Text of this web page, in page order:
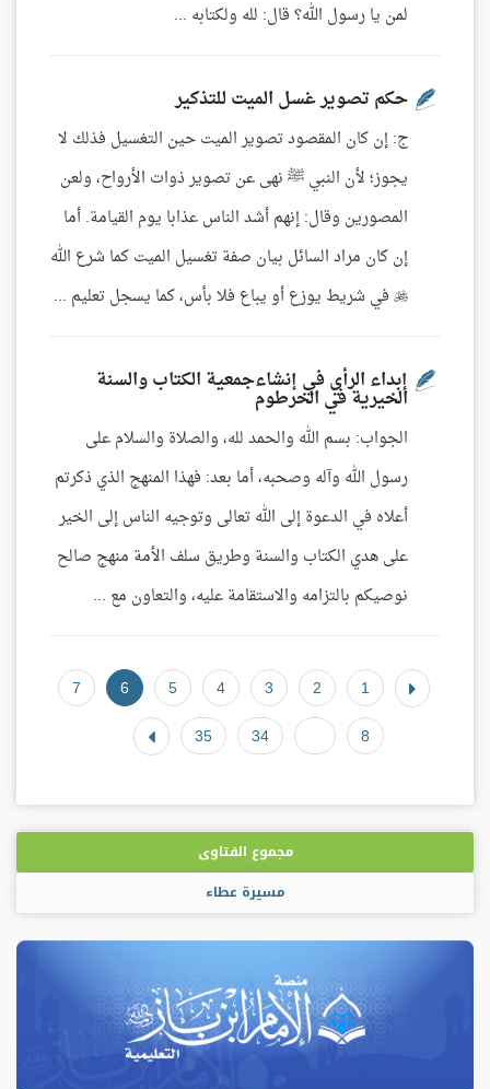
لمن يا رسول الله؟ قال: لله ولكتابه ...
حكم تصوير غسل الميت للتذكير
ج: إن كان المقصود تصوير الميت حين التغسيل فذلك لا
يجوز؛ لأن النبي ﷺ نهى عن تصوير ذوات الأرواح، ولعن
المصورين وقال: إنهم أشد الناس عذابا يوم القيامة. أما
إن كان مراد السائل بيان صفة تغسيل الميت كما شرع الله
 في شريط يوزع أو يباع فلا بأس، كما يسجل تعليم ...
إبداء الرأي في إنشاءجمعية الكتاب والسنة
الخيرية في الخرطوم
الجواب: بسم الله والحمد لله، والصلاة والسلام على
رسول الله وآله وصحبه، أما بعد: فهذا المنهج الذي ذكرتم
أعلاه في الدعوة إلى الله تعالى وتوجيه الناس إلى الخير
على هدي الكتاب والسنة وطريق سلف الأمة منهج صالح
نوصيكم بالتزامه والاستقامة عليه، والتعاون مع ...
1
2
3
4
5
6
7
8
34
35
مجموع الفتاوى
مسيرة عطاء